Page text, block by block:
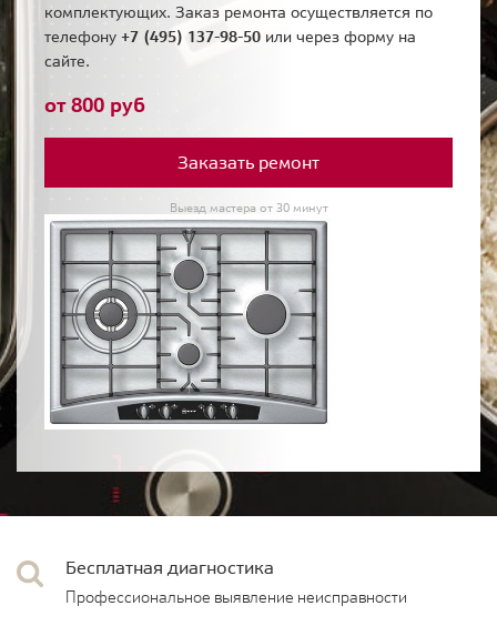
комплектующих. Заказ ремонта осуществляется по
телефону +7 (495) 137-98-50 или через форму на
сайте.
от 800 руб
Заказать ремонт
Выезд мастера от 30 минут
Бесплатная диагностика
Профессиональное выявление неисправности